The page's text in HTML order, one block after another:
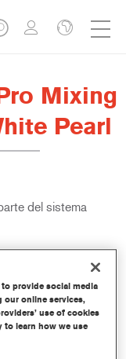
Mixing
Pearl
del sistema
igualación del color.
y
de tintes
provide social media
our online services,
use of cookies
to learn how we use